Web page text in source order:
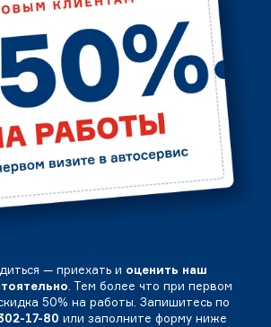
— приехать и оценить наш
. Тем более что при первом
50% на работы. Запишитесь по
17-80 или заполните форму ниже